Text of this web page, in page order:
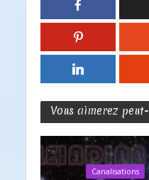
Vous aimerez
Canalisations